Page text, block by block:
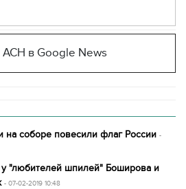
АСН в Google News
на соборе повесили флаг России -
"любителей шпилей" Боширова и
- 07-02-2019 10:48